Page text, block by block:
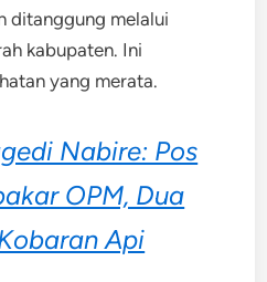
ditanggung melalui
kabupaten. Ini
yang merata.
Nabire: Pos
OPM, Dua
Api